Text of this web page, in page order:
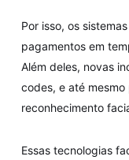
Por isso, os
pagamentos em
Além deles, novas
codes, e até
reconhecimento
Essas tecnologias